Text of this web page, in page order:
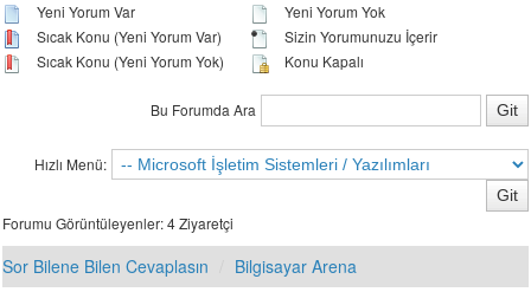
Yeni Yorum Var
Sıcak Konu (Yeni Yorum Var)
Sıcak Konu (Yeni Yorum Yok)
Yeni Yorum Yok
Sizin Yorumunuzu İçerir
Konu Kapalı
Bu Forumda Ara
Hızlı Menü:
Forumu Görüntüleyenler: 4 Ziyaretçi
Sor Bilene Bilen Cevaplasın Bilgisayar Arena